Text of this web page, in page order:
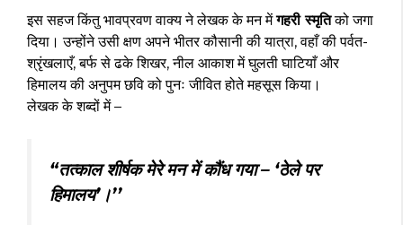
इस सहज किंतु भावप्रवण वाक्य ने लेखक के मन मेंगहरी स्मृतिको जगा
दिया। उन्होंने उसी क्षण अपने भीतर कौसानी की यात्रा, वहाँ की पर्वत-
श्रृंखलाएँ, बर्फ से ढके शिखर, नील आकाश में घुलती घाटियाँ और
हिमालय की अनुपम छवि को पुनः जीवित होते महसूस किया।
लेखक के शब्दों में –
“तत्काल शीर्षक मेरे मन में कौंध गया – ‘ठेले पर
हिमालय’।’’